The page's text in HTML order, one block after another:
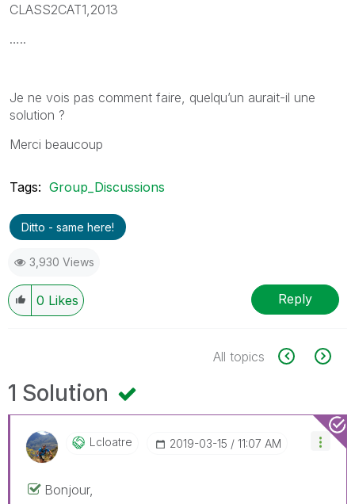
CLASS2CAT1,2013
…..
Je ne vois pas comment faire, quelqu’un aurait-il une
solution ?
Merci beaucoup
Tags: Group_Discussions
Ditto - same here!
3,930 Views
0 Likes Reply
All topics
1 Solution
Lcloatre ‎2019-03-15 11:07 AM
Bonjour,